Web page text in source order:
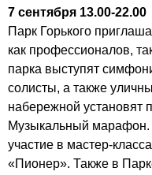
7 сентября 13.00-22.00
Парк Горького
как профессионалов,
парка выступят
солисты, а также
набережной установят
Музыкальный марафон.
участие в мастер-
«Пионер». Также в